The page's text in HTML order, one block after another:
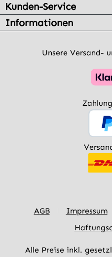
Kunden-Service
Informationen
Unsere Versand-
AGB Impressum
Alle Preise inkl.